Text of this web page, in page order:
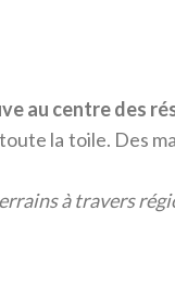
au centre des
la toile. Des
à travers